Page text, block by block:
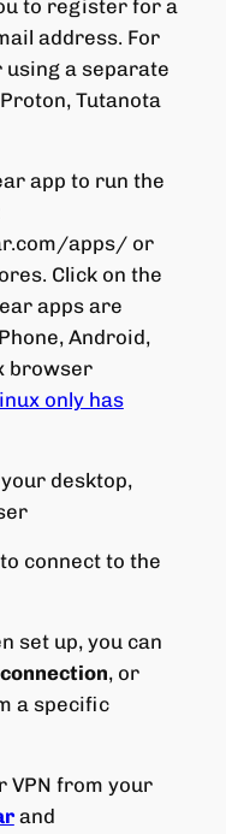
to register for a
address. For
a separate
Tutanota
app to run the
apps/ or
Click on the
apps are
Android,
browser
only has
desktop,
to connect to the
set up, you can
, or
a specific
VPN from your
and